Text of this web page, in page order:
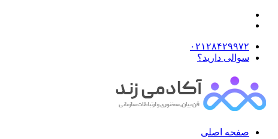
۰۲۱۲۸۴۲۹۹۷۲
سوالی دارید؟
صفحه اصلی